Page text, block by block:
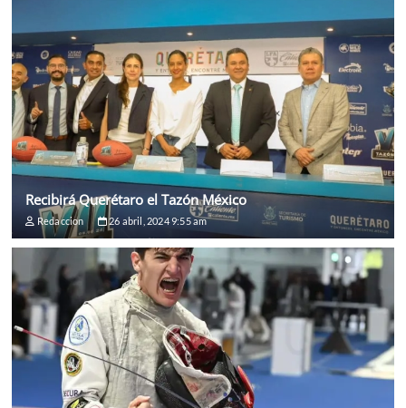
Recibirá Querétaro el Tazón México
Redaccion 26 abril, 2024 9:55 am